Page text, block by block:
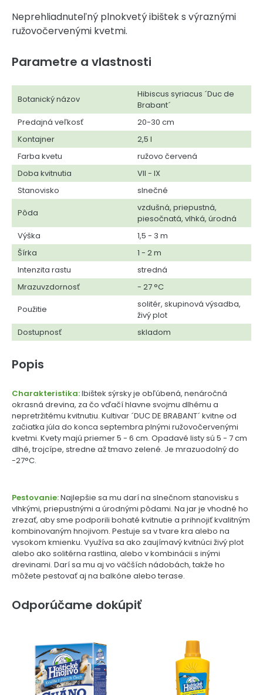
Neprehliadnuteľný plnokvetý ibištek s výraznými
ružovočervenými kvetmi.
Parametre a vlastnosti
Botanický názov
Hibiscus syriacus ´Duc de
Brabant´
Predajná veľkosť
20-30 cm
Kontajner
2,5 l
Farba kvetu
ružovo červená
Doba kvitnutia
VII - IX
Stanovisko
slnečné
Pôda
vzdušná, priepustná,
piesočnatá, vlhká, úrodná
Výška
1,5 - 3 m
Šírka
1 - 2 m
Intenzita rastu
stredná
Mrazuvzdornosť
- 27 °C
Použitie
solitér, skupinová výsadba,
živý plot
Dostupnosť
skladom
Popis
Charakteristika:Ibištek sýrsky je obľúbená, nenáročná
okrasná drevina, za čo vďačí hlavne svojmu dlhému a
nepretržitému kvitnutiu. Kultivar ´DUC DE BRABANT´ kvitne od
začiatka júla do konca septembra plnými ružovočervenými
kvetmi. Kvety majú priemer 5 - 6 cm. Opadavé listy sú 5 - 7 cm
dlhé, trojcípe, stredne až tmavo zelené. Je mrazuodolný do
-27°C.
Pestovanie:Najlepšie sa mu darí na slnečnom stanovisku s
vlhkými, priepustnými a úrodnými pôdami. Na jar je vhodné ho
zrezať, aby sme podporili bohaté kvitnutie a prihnojiť kvalitným
kombinovaným hnojivom. Pestuje sa v tvare kra alebo na
vysokom kmienku. Využíva sa ako zaujímavý kvitnúci živý plot
alebo ako solitérna rastlina, alebo v kombinácii s inými
drevinami. Darí sa mu aj vo väčších nádobách, takže ho
môžete pestovať aj na balkóne alebo terase.
Odporúčame dokúpiť